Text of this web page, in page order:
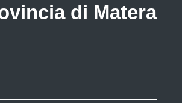
di Matera